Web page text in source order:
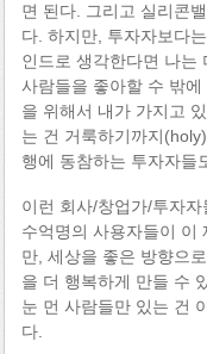
면 된다. 그리고 실리콘
다. 하지만, 투자자보다
인드로 생각한다면 나는
사람들을 좋아할 수 밖
을 위해서 내가 가지고
는 건 거룩하기까지
행에 동참하는 투자자들
이런 회사/창업가/투자
수억명의 사용자들이 이
만, 세상을 좋은 방향으
을 더 행복하게 만들 수
눈 먼 사람들만 있는 건
다.